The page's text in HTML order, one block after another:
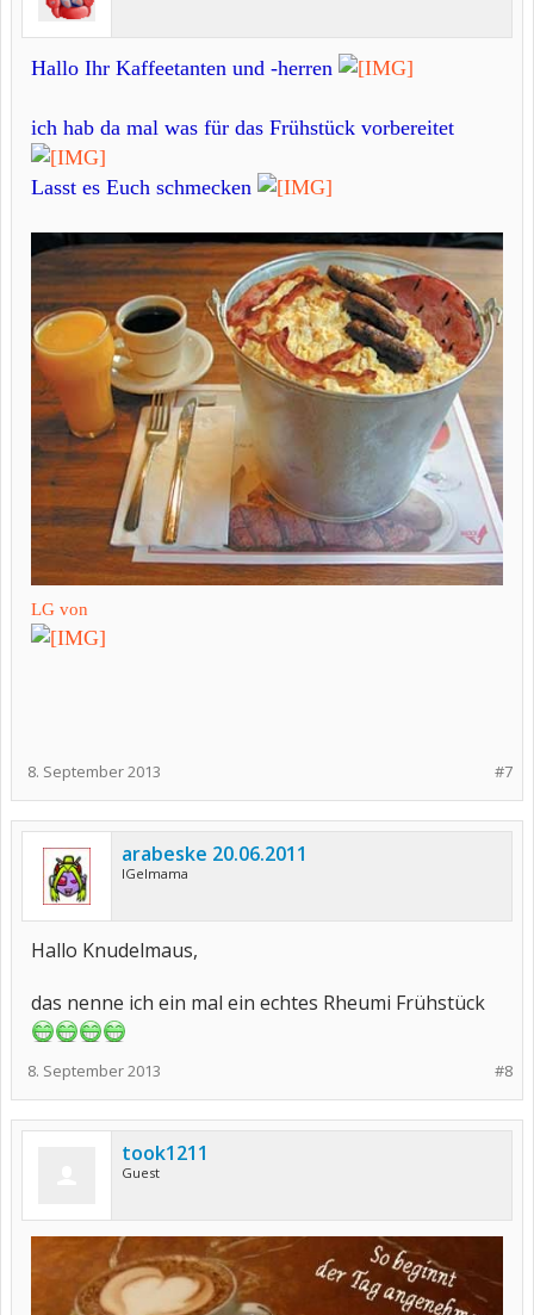
Hallo Ihr Kaffeetanten und -herren
ich hab da mal was für das Frühstück vorbereitet
Lasst es Euch schmecken
LG von
#7
8. September 2013
arabeske 20.06.2011
IGelmama
Hallo Knudelmaus,
das nenne ich ein mal ein echtes Rheumi Frühstück
#8
8. September 2013
took1211
Guest